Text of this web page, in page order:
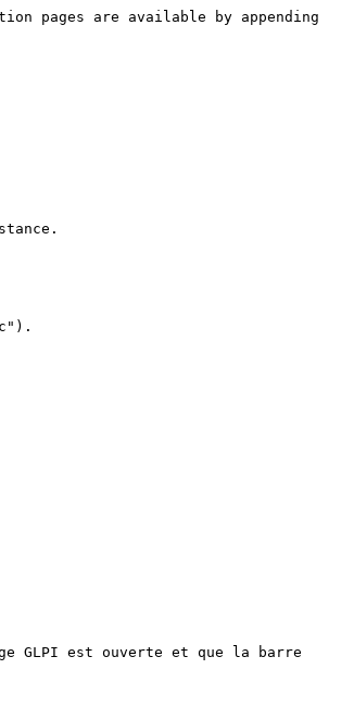
pages are available by appending
GLPI est ouverte et que la barre